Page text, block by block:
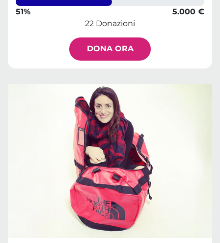
51%
5.000 €
22 Donazioni
DONA ORA